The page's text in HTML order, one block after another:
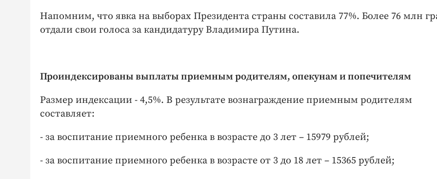
Напомним, что явка на выборах Президента страны составила 77%. Более 76 млн
отдали свои голоса за кандидатуру Владимира Путина.
Проиндексированы выплаты приемным родителям, опекунам и попечителям
Размер индексации - 4,5%. В результате вознаграждение приемным родителям
составляет:
- за воспитание приемного ребенка в возрасте до 3 лет – 15979 рублей;
- за воспитание приемного ребенка в возрасте от 3 до 18 лет – 15365 рублей;